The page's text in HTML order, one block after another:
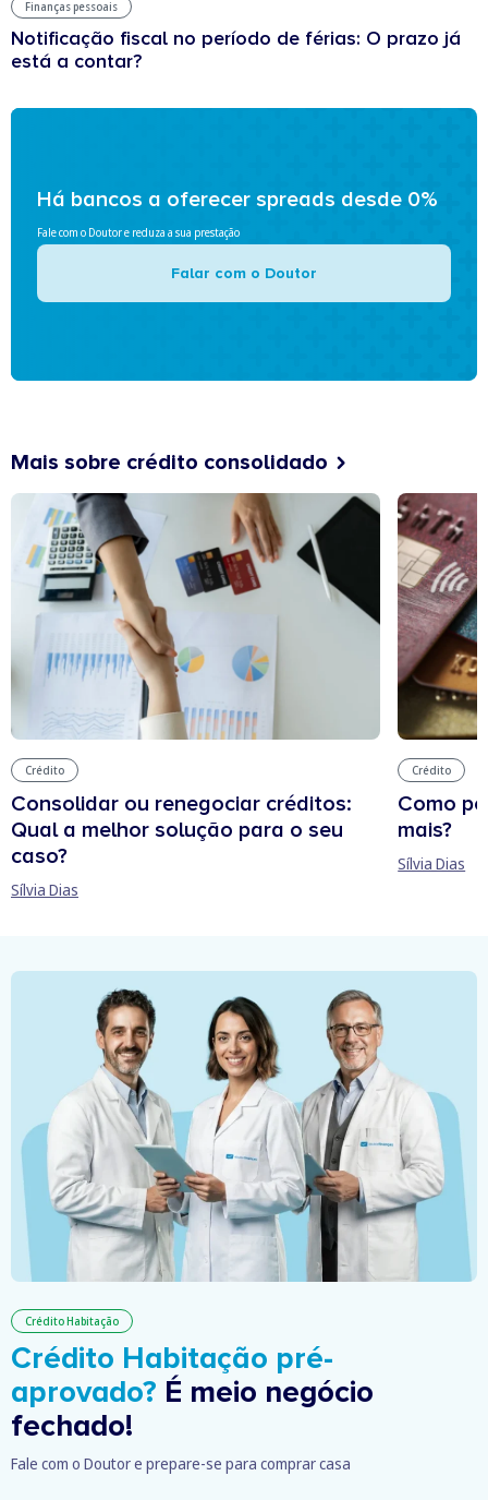
Finanças pessoais
Notificação fiscal no período de férias: O prazo já
está a contar?
Há bancos a oferecer spreads desde 0%
Fale com o Doutor e reduza a sua prestação
Falar com o Doutor
Mais sobre crédito consolidado
Crédito
Consolidar ou renegociar créditos:
Qual a melhor solução para o seu
caso?
Sílvia Dias
Crédito
Como
mais?
Sílvia Dias
Crédito Habitação
Crédito Habitação pré-
aprovado? É meio negócio
fechado!
Fale com o Doutor e prepare-se para comprar casa